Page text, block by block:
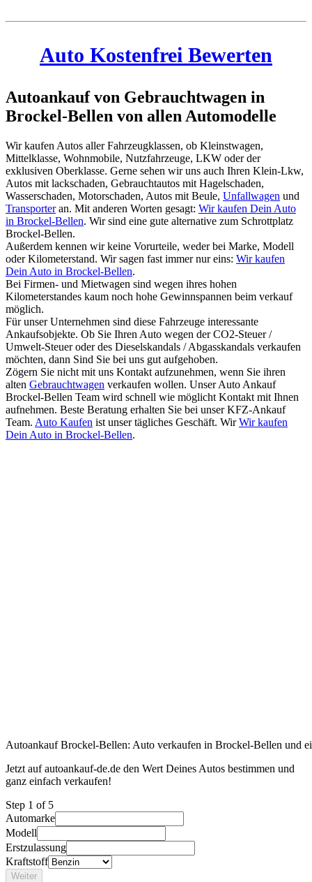
Auto Kostenfrei Bewerten
Autoankauf von Gebrauchtwagen in
Brockel-Bellen von allen Automodelle
Wir kaufen Autos aller Fahrzeugklassen, ob Kleinstwagen,
Mittelklasse, Wohnmobile, Nutzfahrzeuge, LKW oder der
exklusiven Oberklasse. Gerne sehen wir uns auch Ihren Klein-Lkw,
Autos mit lackschaden, Gebrauchtautos mit Hagelschaden,
Wasserschaden, Motorschaden, Autos mit Beule, Unfallwagen und
Transporteran. Mit anderen Worten gesagt: Wir kaufen Dein Auto
in Brockel-Bellen. Wir sind eine gute alternative zum Schrottplatz
Brockel-Bellen.
Außerdem kennen wir keine Vorurteile, weder bei Marke, Modell
oder Kilometerstand. Wir sagen fast immer nur eins: Wir kaufen
Dein Auto in Brockel-Bellen.
Bei Firmen- und Mietwagen sind wegen ihres hohen
Kilometerstandes kaum noch hohe Gewinnspannen beim verkauf
möglich.
Für unser Unternehmen sind diese Fahrzeuge interessante
Ankaufsobjekte. Ob Sie Ihren Auto wegen der CO2-Steuer /
Umwelt-Steuer oder des Dieselskandals / Abgasskandals verkaufen
möchten, dann Sind Sie bei uns gut aufgehoben.
Zögern Sie nicht mit uns Kontakt aufzunehmen, wenn Sie ihren
alten Gebrauchtwagen verkaufen wollen. Unser Auto Ankauf
Brockel-Bellen Team wird schnell wie möglicht Kontakt mit Ihnen
aufnehmen. Beste Beratung erhalten Sie bei unser KFZ-Ankauf
Team. Auto Kaufen ist unser tägliches Geschäft. WirWir kaufen
Dein Auto in Brockel-Bellen.
Autoankauf Brockel-Bellen: Auto verkaufen in Brockel-Bellen und
Jetzt auf autoankauf-de.de den Wert Deines Autos bestimmen und
ganz einfach verkaufen!
Step 1 of 5
Automarke
Modell
Erstzulassung
Kraftstoff
Weiter